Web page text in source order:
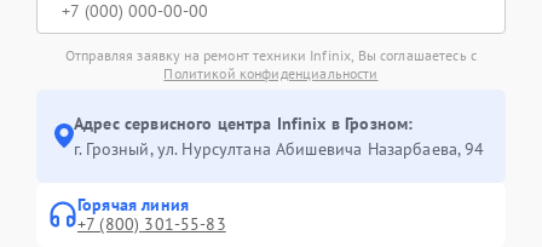
Отправляя заявку на ремонт техники Infinix, Вы соглашаетесь с
Политикой конфиденциальности
Адрес сервисного центра Infinix в Грозном:
г. Грозный, ул. Нурсултана Абишевича Назарбаева, 94
Горячая линия
+7 (800) 301-55-83